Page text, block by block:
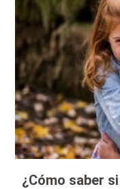
¿Cómo saber